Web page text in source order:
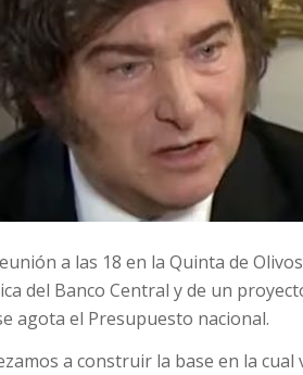
a las 18 en la Quinta de
del Banco Central y de un
agota el Presupuesto nacional.
a construir la base en la